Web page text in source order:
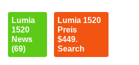
Lumia
1520
News
(69)
Lumia 1520
Preis
$449.
Search